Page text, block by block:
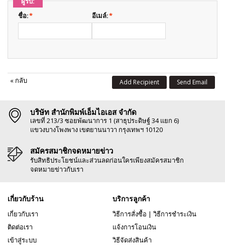
*
ชื่อ: *
อีเมล์:
« กลับ Send Email
Add Recipient
บริษัท สำนักพิมพ์เอ็มไอเอส จำกัด
เลขที่ 213/3 ซอยพัฒนาการ 1 (สาธุประดิษฐ์ 34 แยก 6)
แขวงบางโพงพาง เขตยานนาวา กรุงเทพฯ 10120
สมัครสมาชิกจดหมายข่าว
รับสิทธิประโยชน์และส่วนลดก่อนใครเพียงสมัครสมาชิก
จดหมายข่าวกับเรา
เกี่ยวกับร้าน
เกี่ยวกับเรา
ติดต่อเรา
เข้าสู่ระบบ
บริการลูกค้า
วิธีการสั่งซื้อ | วิธีการชำระเงิน
แจ้งการโอนเงิน
วิธีจัดส่งสินค้า